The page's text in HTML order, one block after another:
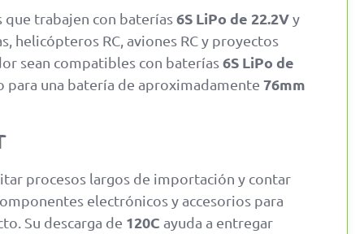
trabajen con baterías6S LiPo de 22.2Vy
helicópteros RC, aviones RC y proyectos
sean compatibles con baterías6S LiPo de
una batería de aproximadamente 76mm
procesos largos de importación y contar
electrónicos y accesorios para
Su descarga de 120C ayuda a entregar